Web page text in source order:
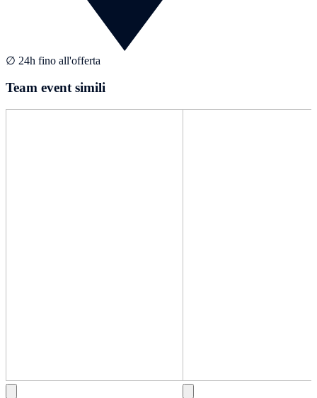
∅ 24h fino all'offerta
Team event simili